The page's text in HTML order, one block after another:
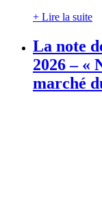
+ Lire la suite
La note
2026 – «
marché